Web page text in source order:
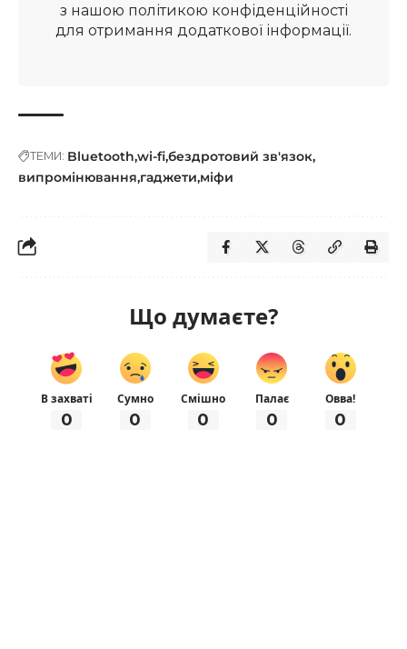
з нашою політикою конфіденційності
для отримання додаткової інформації.
ТЕМИ: Bluetooth wi-fiбездротовий зв'язок
випромінювання гаджети міфи
Що думаєте?
В захваті
0
Сумно
0
Смішно
0
Палає
0
Овва!
0